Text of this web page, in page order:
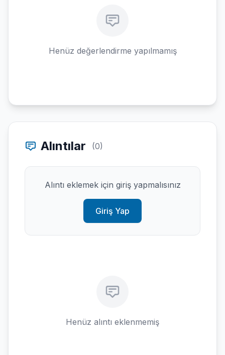
Henüz değerlendirme yapılmamış
Alıntılar (0)
Alıntı eklemek için giriş yapmalısınız
Giriş Yap
Henüz alıntı eklenmemiş